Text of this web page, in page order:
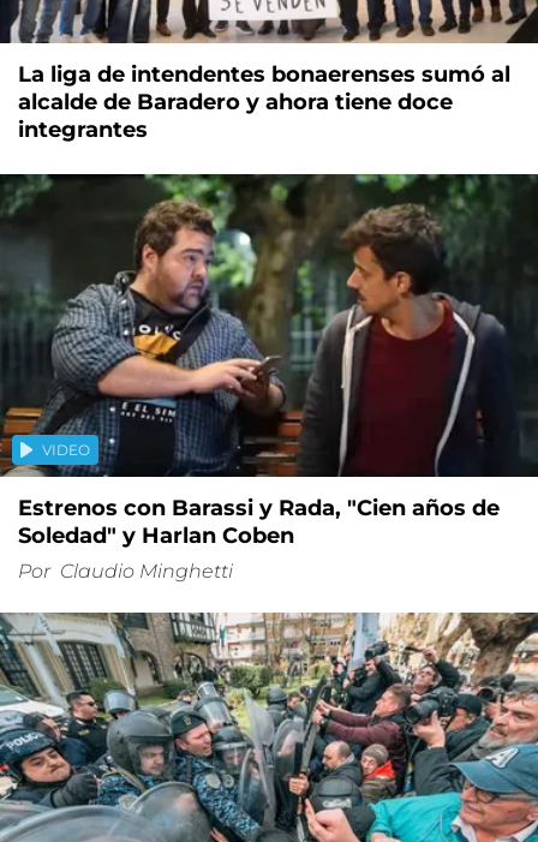
La liga de intendentes bonaerenses sumó al
alcalde de Baradero y ahora tiene doce
integrantes
VIDEO
Estrenos con Barassi y Rada, "Cien años de
Soledad" y Harlan Coben
Por Claudio Minghetti